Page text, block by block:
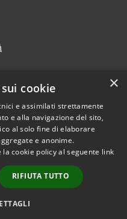
×
cookie
e assimilati strettamente
e alla navigazione del sito,
al solo fine di elaborare
e anonime.
cookie policy al seguente link
RIFIUTA TUTTO